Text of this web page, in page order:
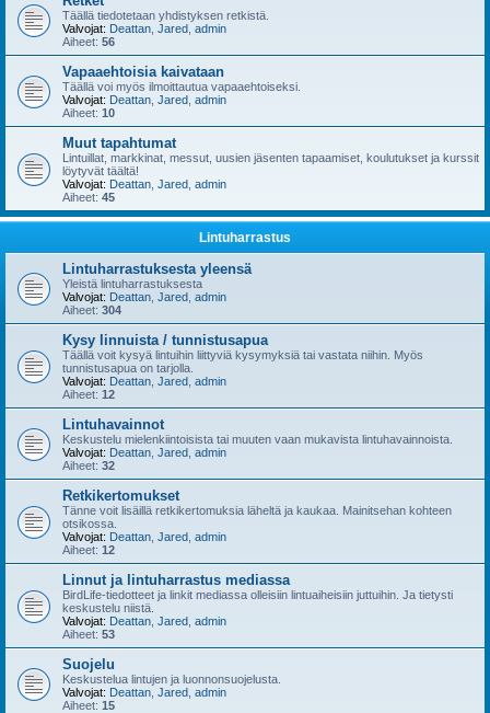
Täällä tiedotetaan yhdistyksen retkistä.
Valvojat: Deattan Jared admin
Aiheet: 56
Vapaaehtoisia kaivataan
Täällä voi myös ilmoittautua vapaaehtoiseksi.
Valvojat: Deattan Jared admin
Aiheet: 10
Muut tapahtumat
Lintuillat, markkinat, messut, uusien jäsenten tapaamiset, koulutukset ja kurssit
löytyvät täältä!
Valvojat: Deattan Jared admin
Aiheet: 45
Lintuharrastus
Lintuharrastuksesta yleensä
Yleistä lintuharrastuksesta
Valvojat: Deattan Jared admin
Aiheet: 304
Kysy linnuista / tunnistusapua
Täällä voit kysyä lintuihin liittyviä kysymyksiä tai vastata niihin. Myös
tunnistusapua on tarjolla.
Valvojat: Deattan Jared admin
Aiheet: 12
Lintuhavainnot
Keskustelu mielenkiintoisista tai muuten vaan mukavista lintuhavainnoista.
Valvojat: Deattan Jared admin
Aiheet: 32
Retkikertomukset
Tänne voit lisäillä retkikertomuksia läheltä ja kaukaa. Mainitsehan kohteen
otsikossa.
Valvojat: Deattan Jared admin
Aiheet: 12
Linnut ja lintuharrastus mediassa
BirdLife-tiedotteet ja linkit mediassa olleisiin lintuaiheisiin juttuihin. Ja tietysti
keskustelu niistä.
Valvojat: Deattan Jared admin
Aiheet: 53
Suojelu
Keskustelua lintujen ja luonnonsuojelusta.
Valvojat: Deattan Jared admin
Aiheet: 15